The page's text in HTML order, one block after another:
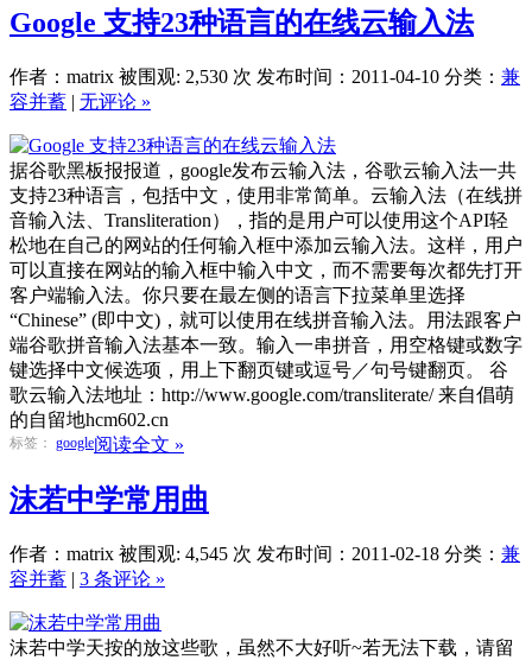
Google 支持23种语言的在线云输入法
作者：matrix 被围观: 2,530 次 发布时间：2011-04-10 分类： 兼
容并蓄 | 无评论 »
据谷歌黑板报报道，google发布云输入法，谷歌云输入法一共
支持23种语言，包括中文，使用非常简单。云输入法（在线拼
音输入法、Transliteration），指的是用户可以使用这个API轻
松地在自己的网站的任何输入框中添加云输入法。这样，用户
可以直接在网站的输入框中输入中文，而不需要每次都先打开
客户端输入法。你只要在最左侧的语言下拉菜单里选择
“Chinese” (即中文)，就可以使用在线拼音输入法。用法跟客户
端谷歌拼音输入法基本一致。输入一串拼音，用空格键或数字
键选择中文候选项，用上下翻页键或逗号／句号键翻页。 谷
歌云输入法地址：http://www.google.com/transliterate/ 来自倡萌
的自留地hcm602.cn
标签： google阅读全文 »
沫若中学常用曲
作者：matrix 被围观: 4,545 次 发布时间：2011-02-18 分类： 兼
容并蓄 | 3 条评论 »
沫若中学天按的放这些歌，虽然不大好听~若无法下载，请留